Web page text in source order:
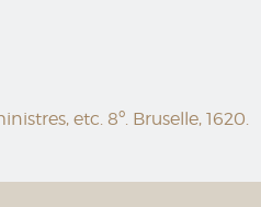
etc. 8º. Bruselle, 1620.